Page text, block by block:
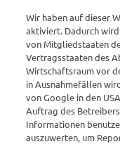
Wir haben auf dieser
aktiviert. Dadurch
von Mitgliedstaaten
Vertragsstaaten des
Wirtschaftsraum vor
in Ausnahmefällen
von Google in den
Auftrag des
Informationen
auszuwerten, um